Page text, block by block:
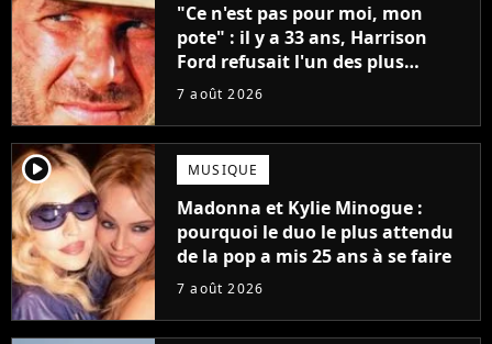
"Ce n'est pas pour moi, mon
pote" : il y a 33 ans, Harrison
Ford refusait l'un des plus
grands succès de tous les temps
7 août 2026
player2 MUSIQUE
Madonna et Kylie Minogue :
pourquoi le duo le plus attendu
de la pop a mis 25 ans à se faire
7 août 2026